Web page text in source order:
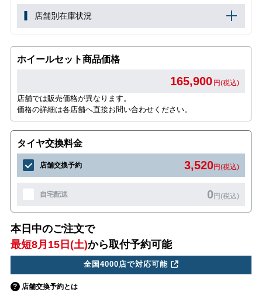
店舗別在庫状況
ホイールセット商品価格
165,900 円(税込)
店舗では販売価格が異なります。
価格の詳細は各店舗へ直接お問い合わせください。
タイヤ交換料金
店舗交換予約 3,520円(税込)
自宅配送 0円(税込)
本日中のご注文で
最短8月15日(土)から取付予約可能
全国4000店で対応可能
店舗交換予約とは